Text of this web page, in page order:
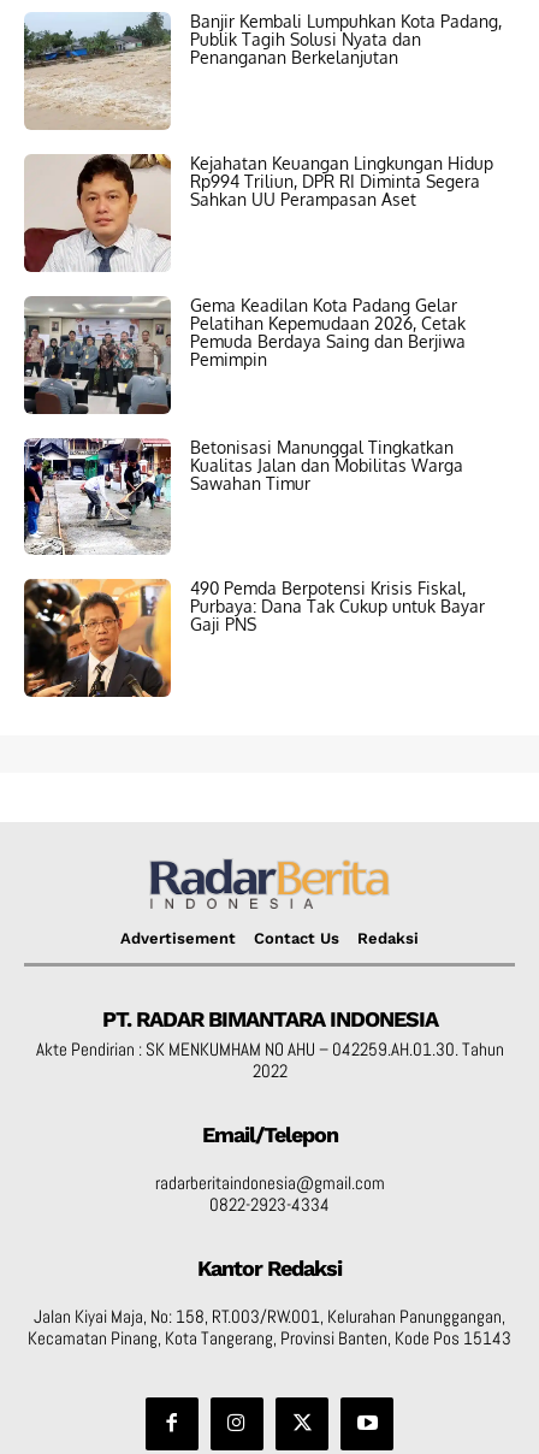
Banjir Kembali Lumpuhkan Kota Padang,
Publik Tagih Solusi Nyata dan
Penanganan Berkelanjutan
Kejahatan Keuangan Lingkungan Hidup
Rp994 Triliun, DPR RI Diminta Segera
Sahkan UU Perampasan Aset
Gema Keadilan Kota Padang Gelar
Pelatihan Kepemudaan 2026, Cetak
Pemuda Berdaya Saing dan Berjiwa
Pemimpin
Betonisasi Manunggal Tingkatkan
Kualitas Jalan dan Mobilitas Warga
Sawahan Timur
490 Pemda Berpotensi Krisis Fiskal,
Purbaya: Dana Tak Cukup untuk Bayar
Gaji PNS
Advertisement Contact Us Redaksi
PT. RADAR BIMANTARA INDONESIA
Akte Pendirian : SK MENKUMHAM NO AHU – 042259.AH.01.30. Tahun
2022
Email/Telepon
radarberitaindonesia@gmail.com
0822-2923-4334
Kantor Redaksi
Jalan Kiyai Maja, No: 158, RT.003/RW.001, Kelurahan Panunggangan,
Kecamatan Pinang, Kota Tangerang, Provinsi Banten, Kode Pos 15143